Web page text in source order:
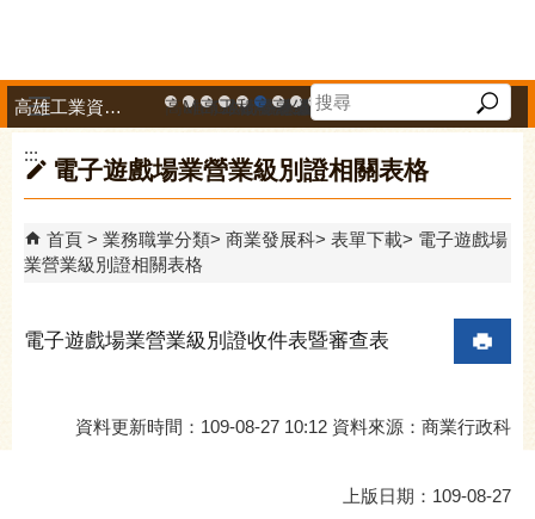
高雄市政府中小企業升級輔導網站
MEGABAY大港創艦
高雄金融科技創新園區
工廠登記線上申辦系統
和發產業園區
高雄工業資訊平台
高雄本洲產業園區服務中心
公司、商業登記主題網
高雄市友善商家
高雄市政府經濟發展局-
工業管線防災教育資
高雄市綠能管理資
高雄市綠能管理
高雄淨零商轉
高雄招商網
高雄會展網
專刊『
雄心
「我
高雄工業資訊平台
:::
電子遊戲場業營業級別證相關表格
首頁 業務職掌分類 商業發展科 表單下載
電子遊戲場
業營業級別證相關表格
電子遊戲場業營業級別證收件表暨審查表
資料更新時間：109-08-27 10:12 資料來源：商業行政科
上版日期：109-08-27